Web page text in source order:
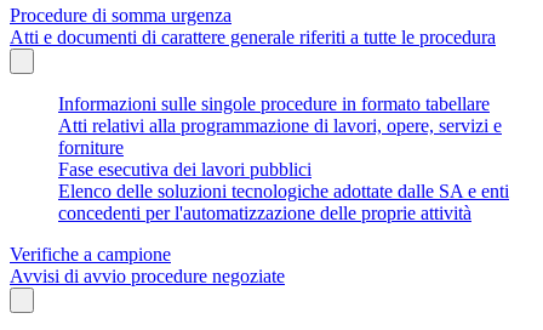
Procedure di somma urgenza
Atti e documenti di carattere generale riferiti a tutte le procedura
Informazioni sulle singole procedure in formato tabellare
Atti relativi alla programmazione di lavori, opere, servizi e
forniture
Fase esecutiva dei lavori pubblici
Elenco delle soluzioni tecnologiche adottate dalle SA e enti
concedenti per l'automatizzazione delle proprie attività
Verifiche a campione
Avvisi di avvio procedure negoziate